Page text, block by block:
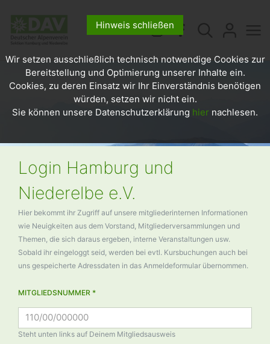
Login Hamburg und
Niederelbe e.V.
Hier bekommt ihr Zugriff auf unsere mitgliederinternen Informationen
wie Neuigkeiten aus dem Vorstand, Mitgliederversammlungen und
Themen, die sich daraus ergeben, interne Veranstaltungen usw.
Sobald ihr eingeloggt seid, werden bei evtl. Kursbuchungen auch bei
uns gespeicherte Adressdaten in das Anmeldeformular übernommen.
MITGLIEDSNUMMER *
Steht unten links auf Deinem Mitgliedsausweis
Hinweis schließen
Wir setzen ausschließlich technisch notwendige Cookies zur
Bereitstellung und Optimierung unserer Inhalte ein.
Cookies, zu deren Einsatz wir Ihr Einverständnis benötigen
würden, setzen wir nicht ein.
Sie können unsere Datenschutzerklärung hier nachlesen.